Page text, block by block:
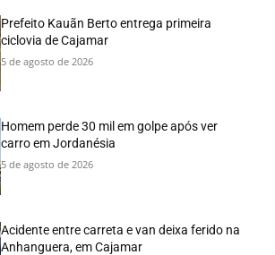
Prefeito Kauãn Berto entrega primeira
ciclovia de Cajamar
5 de agosto de 2026
Homem perde 30 mil em golpe após ver
carro em Jordanésia
5 de agosto de 2026
Acidente entre carreta e van deixa ferido na
Anhanguera, em Cajamar